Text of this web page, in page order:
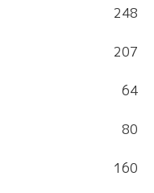
248
207
64
80
160